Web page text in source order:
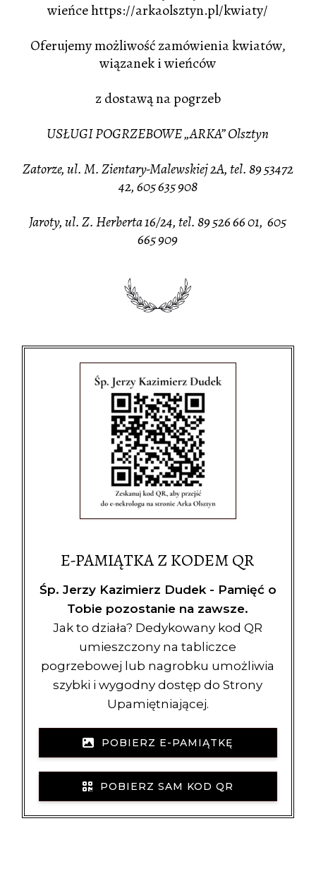
wieńcehttps://arkaolsztyn.pl/kwiaty/
Oferujemy możliwość zamówienia kwiatów,
wiązanek i wieńców
z dostawą na pogrzeb
USŁUGI POGRZEBOWE „ARKA” Olsztyn
Zatorze, ul. M. Zientary-Malewskiej 2A, tel. 89 53472
42, 605 635 908
Jaroty, ul. Z. Herberta 16/24, tel. 89 526 66 01, 605
665 909
E-PAMIĄTKA Z KODEM QR
Śp. Jerzy Kazimierz Dudek - Pamięć o
Tobie pozostanie na zawsze.
Jak to działa? Dedykowany kod QR
umieszczony na tabliczce
pogrzebowej lub nagrobku umożliwia
szybki i wygodny dostęp do Strony
Upamiętniającej.
POBIERZ E-PAMIĄTKĘ
POBIERZ SAM KOD QR